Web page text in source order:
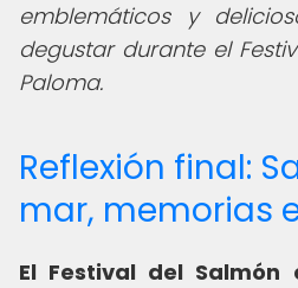
emblemáticos y
degustar durante el
Paloma.
Reflexión final:
mar, memorias
El Festival del Salmón